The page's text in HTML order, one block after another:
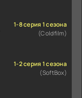
1-8 серия 1 сезона
(Coldfilm)
1-2 серия 1 сезона
(SoftBox)